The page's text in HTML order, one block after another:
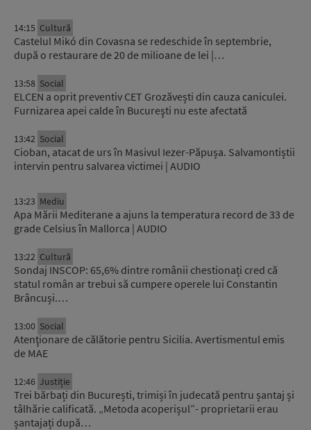
14:15 Cultură
Castelul Mikó din Covasna se redeschide în septembrie,
după o restaurare de 20 de milioane de lei |…
13:58 Social
ELCEN a oprit preventiv CET Grozăvești din cauza caniculei.
Furnizarea apei calde în Bucureşti nu este afectată
13:42 Social
Cioban, atacat de urs în Masivul Iezer-Păpușa. Salvamontiștii
intervin pentru salvarea victimei | AUDIO
13:23 Mediu
Apa Mării Mediterane a ajuns la temperatura record de 33 de
grade Celsius în Mallorca | AUDIO
13:22 Cultură
Sondaj INSCOP: 65,6% dintre românii chestionați cred că
statul român ar trebui să cumpere operele lui Constantin
Brâncuși.…
13:00 Social
Atenţionare de călătorie pentru Sicilia. Avertismentul emis
de MAE
12:46 Justiție
Trei bărbați din București, trimiși în judecată pentru șantaj și
tâlhărie calificată. „Metoda acoperișul”- proprietarii erau
șantajați după…